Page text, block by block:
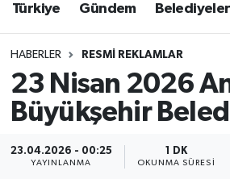
Türkiye Gündem Belediyeler
HABERLER RESMI REKLAMLAR
23 Nisan 2026
Büyükşehir
23.04.2026 - 00:25
YAYINLANMA
1 DK
OKUNMA SÜRESI
Süper Lig Puan Durumu ve
Tüm Manşetler
Son Dakika Haberleri